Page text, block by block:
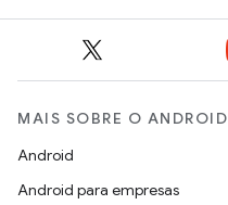
MAIS SOBRE O ANDROID
Android
Android para empresas